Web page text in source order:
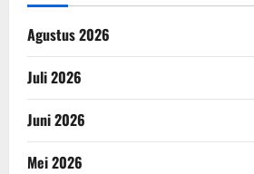
Agustus 2026
Juli 2026
Juni 2026
Mei 2026